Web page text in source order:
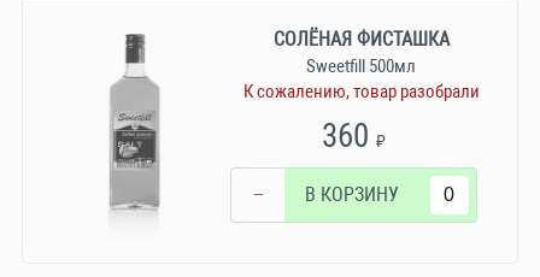
СОЛЁНАЯ ФИСТАШКА
Sweetfill 500мл
К сожалению, товар разобрали
360₽
− В КОРЗИНУ